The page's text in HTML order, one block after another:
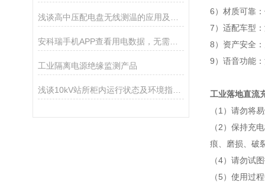
工业隔离电源绝缘监测产品
6）材质可靠
7）适配车型
8）资产安全
9）语音功能
工业落地直流
（1）请勿将
（2）保持充
痕、磨损、破
（4）请勿试
（5）使用过